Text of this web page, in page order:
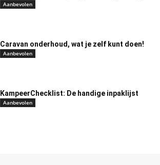
Aanbevolen
Caravan onderhoud, wat je zelf kunt doen!
Aanbevolen
KampeerChecklist: De handige inpaklijst
Aanbevolen